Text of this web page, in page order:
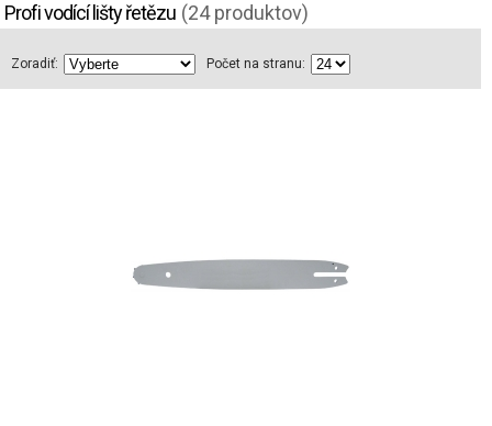
Profi vodící lišty řetězu (24 produktov)
Zoradiť: Počet na stranu: